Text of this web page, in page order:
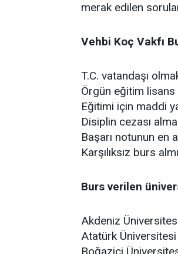
merak edilen
Vehbi Koç Vakfı
T.C. vatandaşı
Örgün eğitim
Eğitimi için maddi
Disiplin cezası
Başarı notunun en
Karşılıksız burs
Burs verilen
Akdeniz
Atatürk Üniversitesi